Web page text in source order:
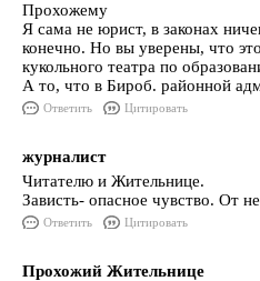
Прохожему
Я сама не юрист, в законах
конечно. Но вы уверены, что
кукольного театра по
А то, что в Бироб. районной
Ответить Цитировать
журналист
Читателю и Жительнице.
Зависть- опасное чувство. От
Ответить Цитировать
Прохожий Жительнице